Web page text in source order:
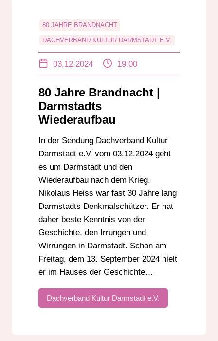
80 JAHRE BRANDNACHT
DACHVERBAND KULTUR DARMSTADT E.V.
03.12.2024 19:00
80 Jahre Brandnacht |
Darmstadts
Wiederaufbau
In der Sendung Dachverband Kultur
Darmstadt e.V. vom 03.12.2024 geht
es um Darmstadt und den
Wiederaufbau nach dem Krieg.
Nikolaus Heiss war fast 30 Jahre lang
Darmstadts Denkmalschützer. Er hat
daher beste Kenntnis von der
Geschichte, den Irrungen und
Wirrungen in Darmstadt. Schon am
Freitag, dem 13. September 2024 hielt
er im Hauses der Geschichte…
Dachverband Kultur Darmstadt e.V.